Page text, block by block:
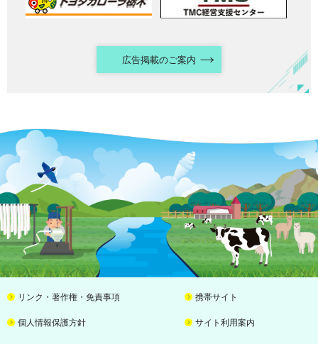
広告掲載のご案内
リンク・著作権・免責事項 携帯サイト
個人情報保護方針 サイト利用案内